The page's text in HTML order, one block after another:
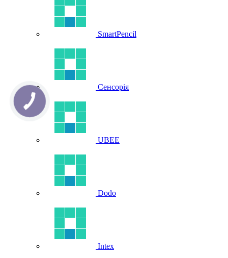
SmartPencil
Сенсорія
UBEE
Dodo
Intex